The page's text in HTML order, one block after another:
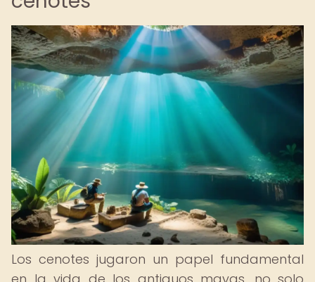
Los cenotes jugaron un papel fundamental